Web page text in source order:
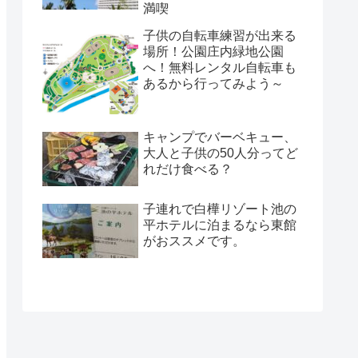
満喫
子供の自転車練習が出来る
場所！公園庄内緑地公園
へ！無料レンタル自転車も
あるから行ってみよう～
キャンプでバーベキュー、
大人と子供の50人分ってど
れだけ食べる？
子連れで白樺リゾート池の
平ホテルに泊まるなら東館
がおススメです。